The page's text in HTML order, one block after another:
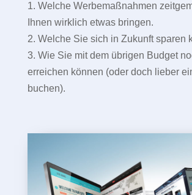
1. Welche Werbemaßnahmen
Ihnen wirklich etwas bringen.
2. Welche Sie sich in Zukunft sparen
3. Wie Sie mit dem übrigen Budget
erreichen können (oder doch lieber
buchen).